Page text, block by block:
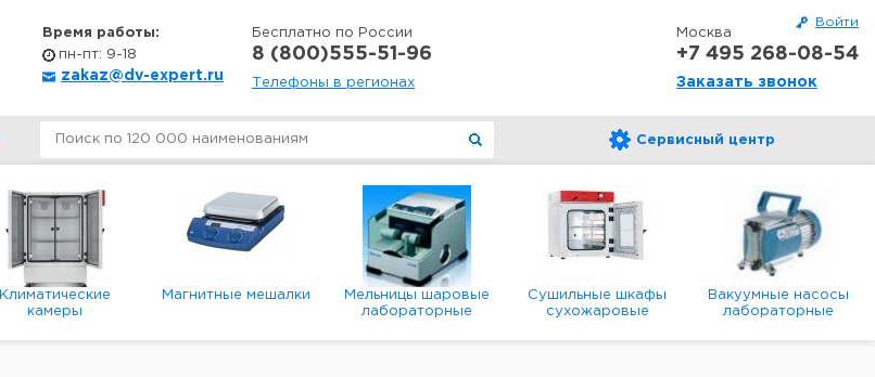
Войти
Время работы:
пн-пт: 9-18
zakaz@dv-expert.ru
Бесплатно по России
8 (800)555-51-96
Телефоны в регионах
Москва
+7 495 268-08-54
Заказать звонок
Сервисный центр
Климатические
камеры
Магнитные мешалки
Мельницы шаровые
лабораторные
Сушильные шкафы
сухожаровые
Вакуумные насосы
лабораторные
мембранные